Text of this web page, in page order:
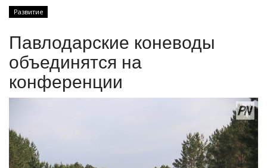
ПАВЛОДАРСКАЯ ОБЛАСТЬ
КАЗАХСТАН
СПЕЦПРОЕКТЫ
Развитие
Павлодарские коневоды
объединятся на
конференции